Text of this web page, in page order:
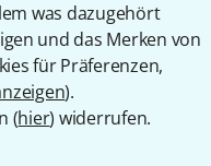
was dazugehört
und das Merken von
für Präferenzen,
).
(hier) widerrufen.